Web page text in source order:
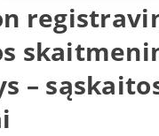
–